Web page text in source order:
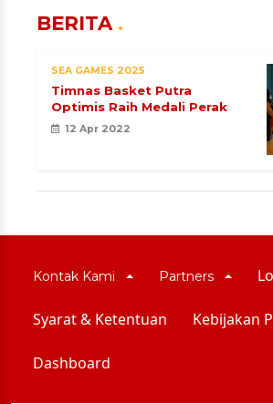
BERITA
SEA GAMES 2025
Timnas Basket Putra
Optimis Raih Medali Perak
12 Apr 2022
Kontak Kami Partners
Syarat & Ketentuan Kebijakan
Dashboard